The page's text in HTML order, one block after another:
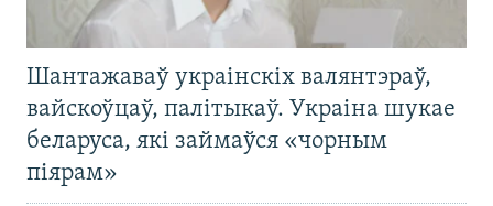
Шантажаваў украінскіх валянтэраў,
вайскоўцаў, палітыкаў. Украіна шукае
беларуса, які займаўся «чорным
піярам»